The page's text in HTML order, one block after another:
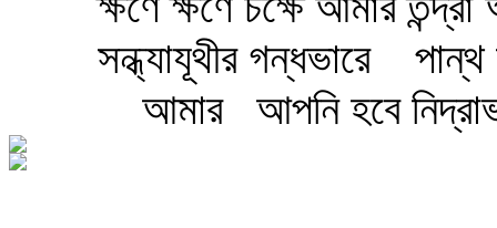
সন্ধ্যাযূথীর গন্ধভারে
আমার
আপনি হবে